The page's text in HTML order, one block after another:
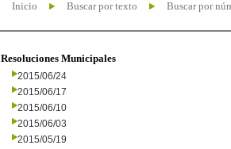
Inicio Buscar por texto Buscar por
Resoluciones Municipales
2015/06/24
2015/06/17
2015/06/10
2015/06/03
2015/05/19